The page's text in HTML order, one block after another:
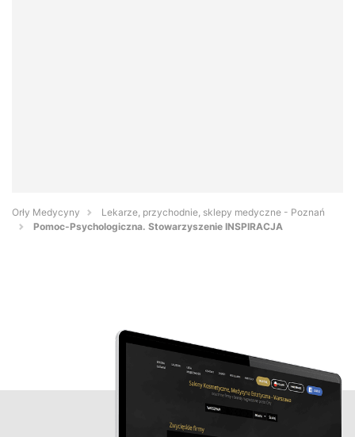
Orły Medycyny
Lekarze, przychodnie, sklepy medyczne - Poznań
Pomoc-Psychologiczna. Stowarzyszenie INSPIRACJA